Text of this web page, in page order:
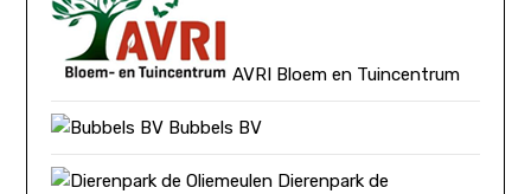
AVRI Bloem en Tuincentrum
Bubbels BV
Dierenpark de